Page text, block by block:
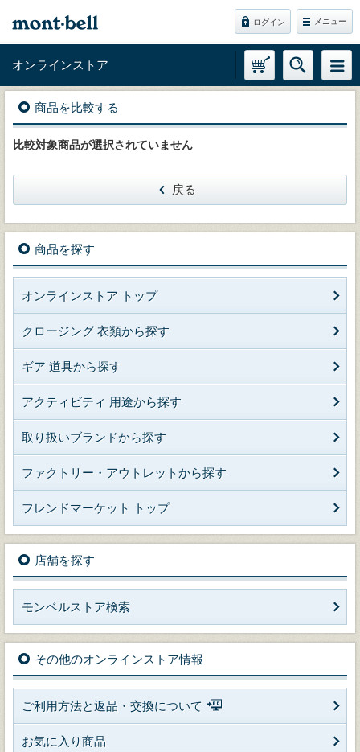
ログイン メニュー
オンラインストア
商品を比較する
比較対象商品が選択されていません
戻る
商品を探す
オンラインストア トップ
クロージング 衣類から探す
ギア 道具から探す
アクティビティ 用途から探す
取り扱いブランドから探す
ファクトリー・アウトレットから探す
フレンドマーケット トップ
店舗を探す
モンベルストア検索
その他のオンラインストア情報
ご利用方法と返品・交換について
お気に入り商品